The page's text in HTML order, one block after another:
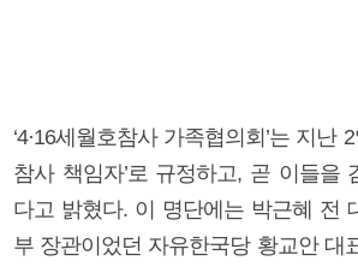
‘4·16세월호참사 가족협의회’는 지난
참사 책임자’로 규정하고, 곧 이들을
다고 밝혔다. 이 명단에는 박근혜 전
부 장관이었던 자유한국당 황교안 대